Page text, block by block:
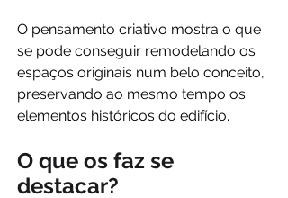
O pensamento criativo mostra o que
se pode conseguir remodelando os
espaços originais num belo conceito,
preservando ao mesmo tempo os
elementos históricos do edifício.
O que os faz se
destacar?